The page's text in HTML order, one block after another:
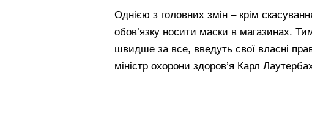
Однією з головних змін – крім
обов’язку носити маски в магазинах.
швидше за все, введуть свої власні
міністр охорони здоров’я Карл